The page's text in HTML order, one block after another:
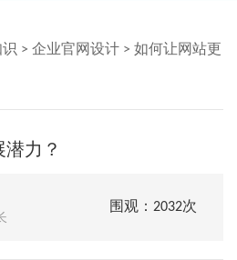
> 企业官网设计 > 如何让网站更
力？
围观：2032次